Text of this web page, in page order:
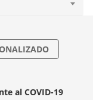
al COVID-19